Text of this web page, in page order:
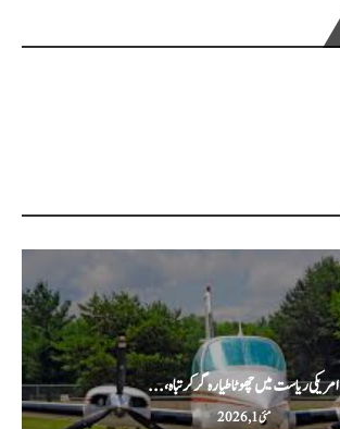
امریکی ریاست میں چھوٹا طیارہ گر کر تباہ،...
مئی 1, 2026